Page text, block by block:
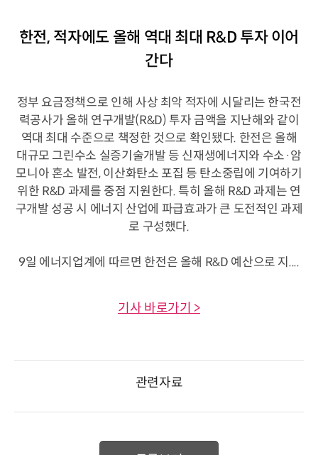
한전, 적자에도 올해 역대 최대 R&D 투자 이어
간다
정부 요금정책으로 인해 사상 최악 적자에 시달리는 한국전
력공사가 올해 연구개발(R&D) 투자 금액을 지난해와 같이
역대 최대 수준으로 책정한 것으로 확인됐다. 한전은 올해
대규모 그린수소 실증기술개발 등 신재생에너지와 수소·암
모니아 혼소 발전, 이산화탄소 포집 등 탄소중립에 기여하기
위한 R&D 과제를 중점 지원한다. 특히 올해 R&D 과제는 연
구개발 성공 시 에너지 산업에 파급효과가 큰 도전적인 과제
로 구성했다.
9일 에너지업계에 따르면 한전은 올해 R&D 예산으로 지....
기사 바로가기 >
관련자료